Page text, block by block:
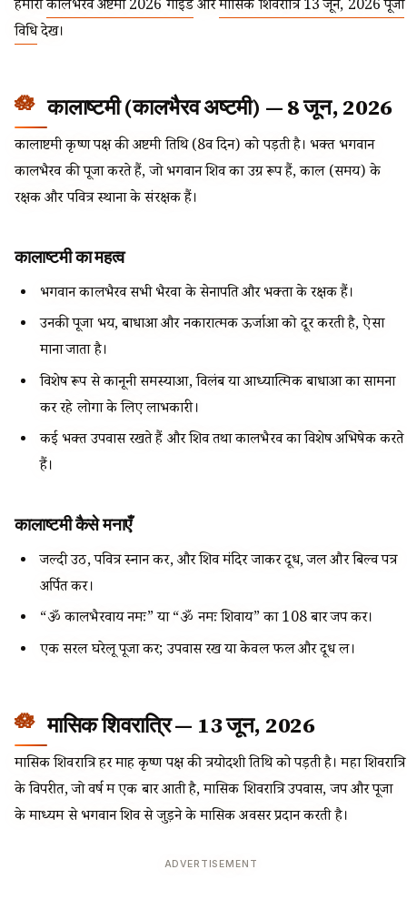
हमारीकालभैरव अष्टमी 2026 गाइडऔरमासिक शिवरात्रि 13 जून, 2026 पूजा
विधिदेखें।
कालाष्टमी (कालभैरव अष्टमी) — 8 जून, 2026
कालाष्टमी कृष्ण पक्ष की अष्टमी तिथि (8वें दिन) को पड़ती है। भक्त भगवान
कालभैरव की पूजा करते हैं, जो भगवान शिव का उग्र रूप हैं, काल (समय) के
रक्षक और पवित्र स्थानों के संरक्षक हैं।
कालाष्टमी का महत्व
भगवान कालभैरव सभी भैरवों के सेनापति और भक्तों के रक्षक हैं।
उनकी पूजा भय, बाधाओं और नकारात्मक ऊर्जाओं को दूर करती है, ऐसा
माना जाता है।
विशेष रूप से कानूनी समस्याओं, विलंब या आध्यात्मिक बाधाओं का सामना
कर रहे लोगों के लिए लाभकारी।
कई भक्त उपवास रखते हैं और शिव तथा कालभैरव का विशेष अभिषेक करते
हैं।
कालाष्टमी कैसे मनाएँ
जल्दी उठें, पवित्र स्नान करें, और शिव मंदिर जाकर दूध, जल और बिल्व पत्र
अर्पित करें।
“ॐ कालभैरवाय नमः” या “ॐ नमः शिवाय” का 108 बार जप करें।
एक सरल घरेलू पूजा करें; उपवास रखें या केवल फल और दूध लें।
मासिक शिवरात्रि — 13 जून, 2026
मासिक शिवरात्रि हर माह कृष्ण पक्ष की त्रयोदशी तिथि को पड़ती है। महा शिवरात्रि
के विपरीत, जो वर्ष में एक बार आती है, मासिक शिवरात्रि उपवास, जप और पूजा
के माध्यम से भगवान शिव से जुड़ने के मासिक अवसर प्रदान करती है।
ADVERTISEMENT